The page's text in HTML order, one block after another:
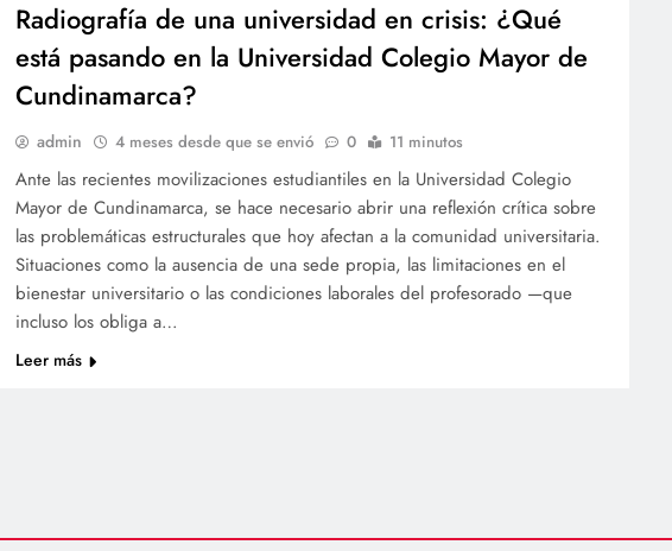
Radiografía de una universidad en crisis: ¿Qué
está pasando en la Universidad Colegio Mayor de
Cundinamarca?
admin 4 meses desde que se envió 0 11 minutos
Ante las recientes movilizaciones estudiantiles en la Universidad Colegio
Mayor de Cundinamarca, se hace necesario abrir una reflexión crítica sobre
las problemáticas estructurales que hoy afectan a la comunidad universitaria.
Situaciones como la ausencia de una sede propia, las limitaciones en el
bienestar universitario o las condiciones laborales del profesorado —que
incluso los obliga a…
Leer más